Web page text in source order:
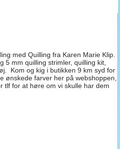
med Quilling fra Karen Marie Klip.
5 mm quilling strimler, quilling kit,
Kom og kig i butikken 9 km syd for
ønskede farver her på webshoppen,
tlf for at høre om vi skulle har dem